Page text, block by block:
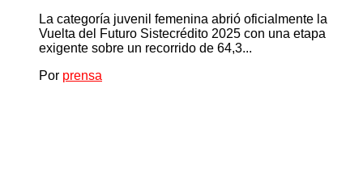
La categoría juvenil femenina abrió oficialmente la
Vuelta del Futuro Sistecrédito 2025 con una etapa
exigente sobre un recorrido de 64,3...
Por prensa